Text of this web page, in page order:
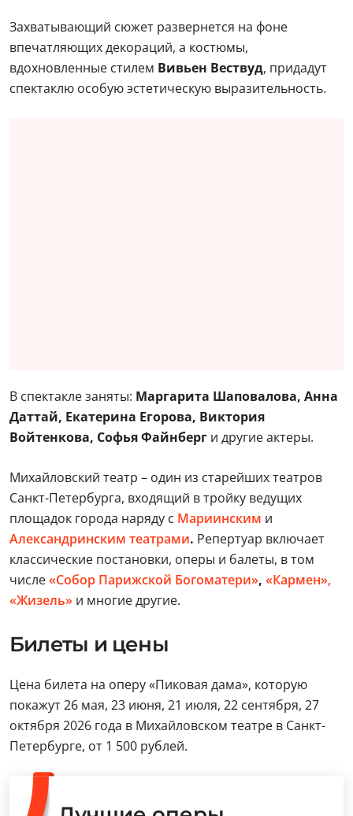
Захватывающий сюжет развернется на фоне
впечатляющих декораций, а костюмы,
вдохновленные стилем Вивьен Вествуд, придадут
спектаклю особую эстетическую выразительность.
В спектакле заняты: Маргарита Шаповалова, Анна
Даттай, Екатерина Егорова, Виктория
Войтенкова, Софья Файнберг и другие актеры.
Михайловский театр – один из старейших театров
Санкт-Петербурга, входящий в тройку ведущих
площадок города наряду с Мариинским и
Александринским театрами. Репертуар включает
классические постановки, оперы и балеты, в том
числе«Собор Парижской Богоматери», «Кармен»,
«Жизель» и многие другие.
Билеты и цены
Цена билета на оперу «Пиковая дама», которую
покажут 26 мая, 23 июня, 21 июля, 22 сентября, 27
октября 2026 года в Михайловском театре в Санкт-
Петербурге, от 1 500 рублей.